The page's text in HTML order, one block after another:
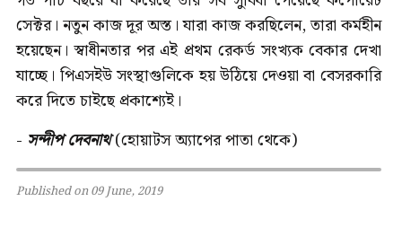
সেক্টর। নতুন কাজ দূর অস্ত। যারা কাজ করছিলেন, তারা কর্মহীন
হয়েছেন। স্বাধীনতার পর এই প্রথম রেকর্ড সংখ্যক বেকার দেখা
যাচ্ছে। পিএসইউ সংস্থাগুলিকে হয় উঠিয়ে দেওয়া বা বেসরকারি
করে দিতে চাইছে‌ প্রকাশ্যেই।
- সন্দীপ দেবনাথ(হোয়াটস অ্যাপের পাতা থেকে)
Published on 09 June, 2019